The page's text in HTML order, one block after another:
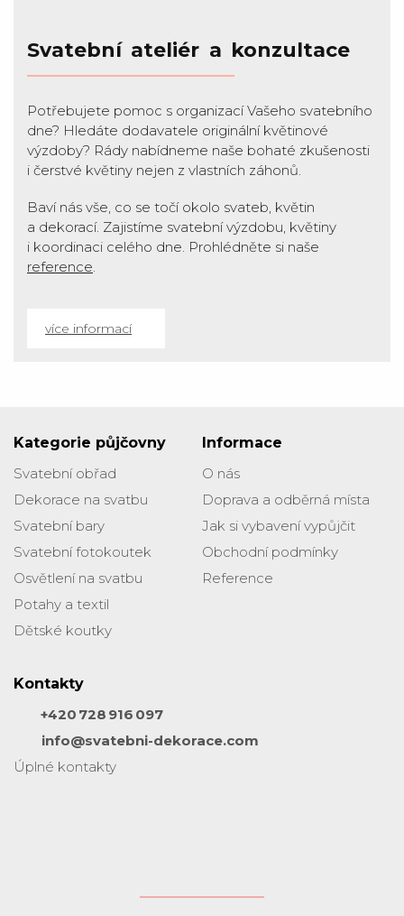
Svatební ateliér a konzultace
Potřebujete pomoc s organizací Vašeho svatebního
dne? Hledáte dodavatele originální květinové
výzdoby? Rády nabídneme naše bohaté zkušenosti
i čerstvé květiny nejen z vlastních záhonů.
Baví nás vše, co se točí okolo svateb, květin
a dekorací. Zajistíme svatební výzdobu, květiny
i koordinaci celého dne. Prohlédněte si naše
reference.
více informací
Kategorie půjčovny
Svatební obřad
Dekorace na svatbu
Svatební bary
Svatební fotokoutek
Osvětlení na svatbu
Potahy a textil
Dětské koutky
Informace
O nás
Doprava a odběrná místa
Jak si vybavení vypůjčit
Obchodní podmínky
Reference
Kontakty
+420 728 916 097
info@svatebni-dekorace.com
Úplné kontakty